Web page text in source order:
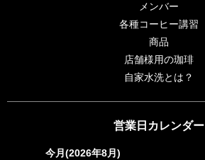
告知
更に表示する
メンバー
各種コーヒー講習
商品
店舗様用の珈琲
自家水洗とは？
営業日カレンダー
今月(2026年8月)